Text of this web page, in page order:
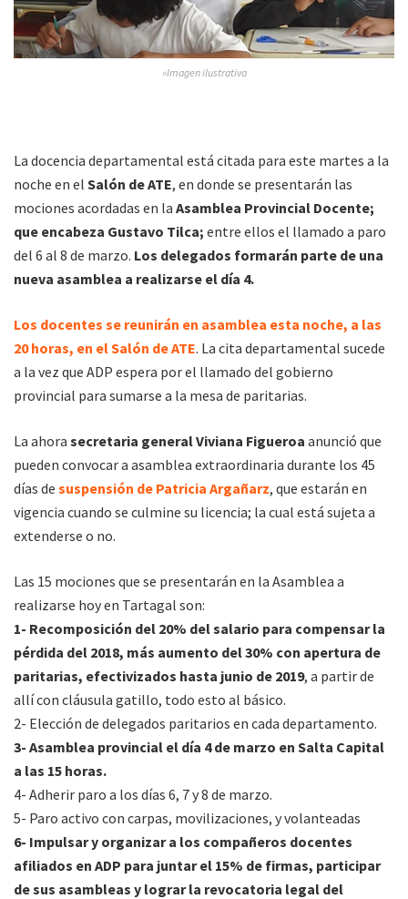
»Imagen ilustrativa
La docencia departamental está citada para este martes a la
noche en el Salón de ATE, en donde se presentarán las
mociones acordadas en la Asamblea Provincial Docente;
que encabeza Gustavo Tilca; entre ellos el llamado a paro
del 6 al 8 de marzo. Los delegados formarán parte de una
nueva asamblea a realizarse el día 4.
Los docentes se reunirán en asamblea esta noche, a las
20 horas, en el Salón de ATE. La cita departamental sucede
a la vez que ADP espera por el llamado del gobierno
provincial para sumarse a la mesa de paritarias.
La ahora secretaria general Viviana Figueroa anunció que
pueden convocar a asamblea extraordinaria durante los 45
días de suspensión de Patricia Argañarz, que estarán en
vigencia cuando se culmine su licencia; la cual está sujeta a
extenderse o no.
Las 15 mociones que se presentarán en la Asamblea a
realizarse hoy en Tartagal son:
1- Recomposición del 20% del salario para compensar la
pérdida del 2018, más aumento del 30% con apertura de
paritarias, efectivizados hasta junio de 2019, a partir de
allí con cláusula gatillo, todo esto al básico.
2- Elección de delegados paritarios en cada departamento.
3- Asamblea provincial el día 4 de marzo en Salta Capital
a las 15 horas.
4- Adherir paro a los días 6, 7 y 8 de marzo.
5- Paro activo con carpas, movilizaciones, y volanteadas
6- Impulsar y organizar a los compañeros docentes
afiliados en ADP para juntar el 15% de firmas, participar
de sus asambleas y lograr la revocatoria legal del